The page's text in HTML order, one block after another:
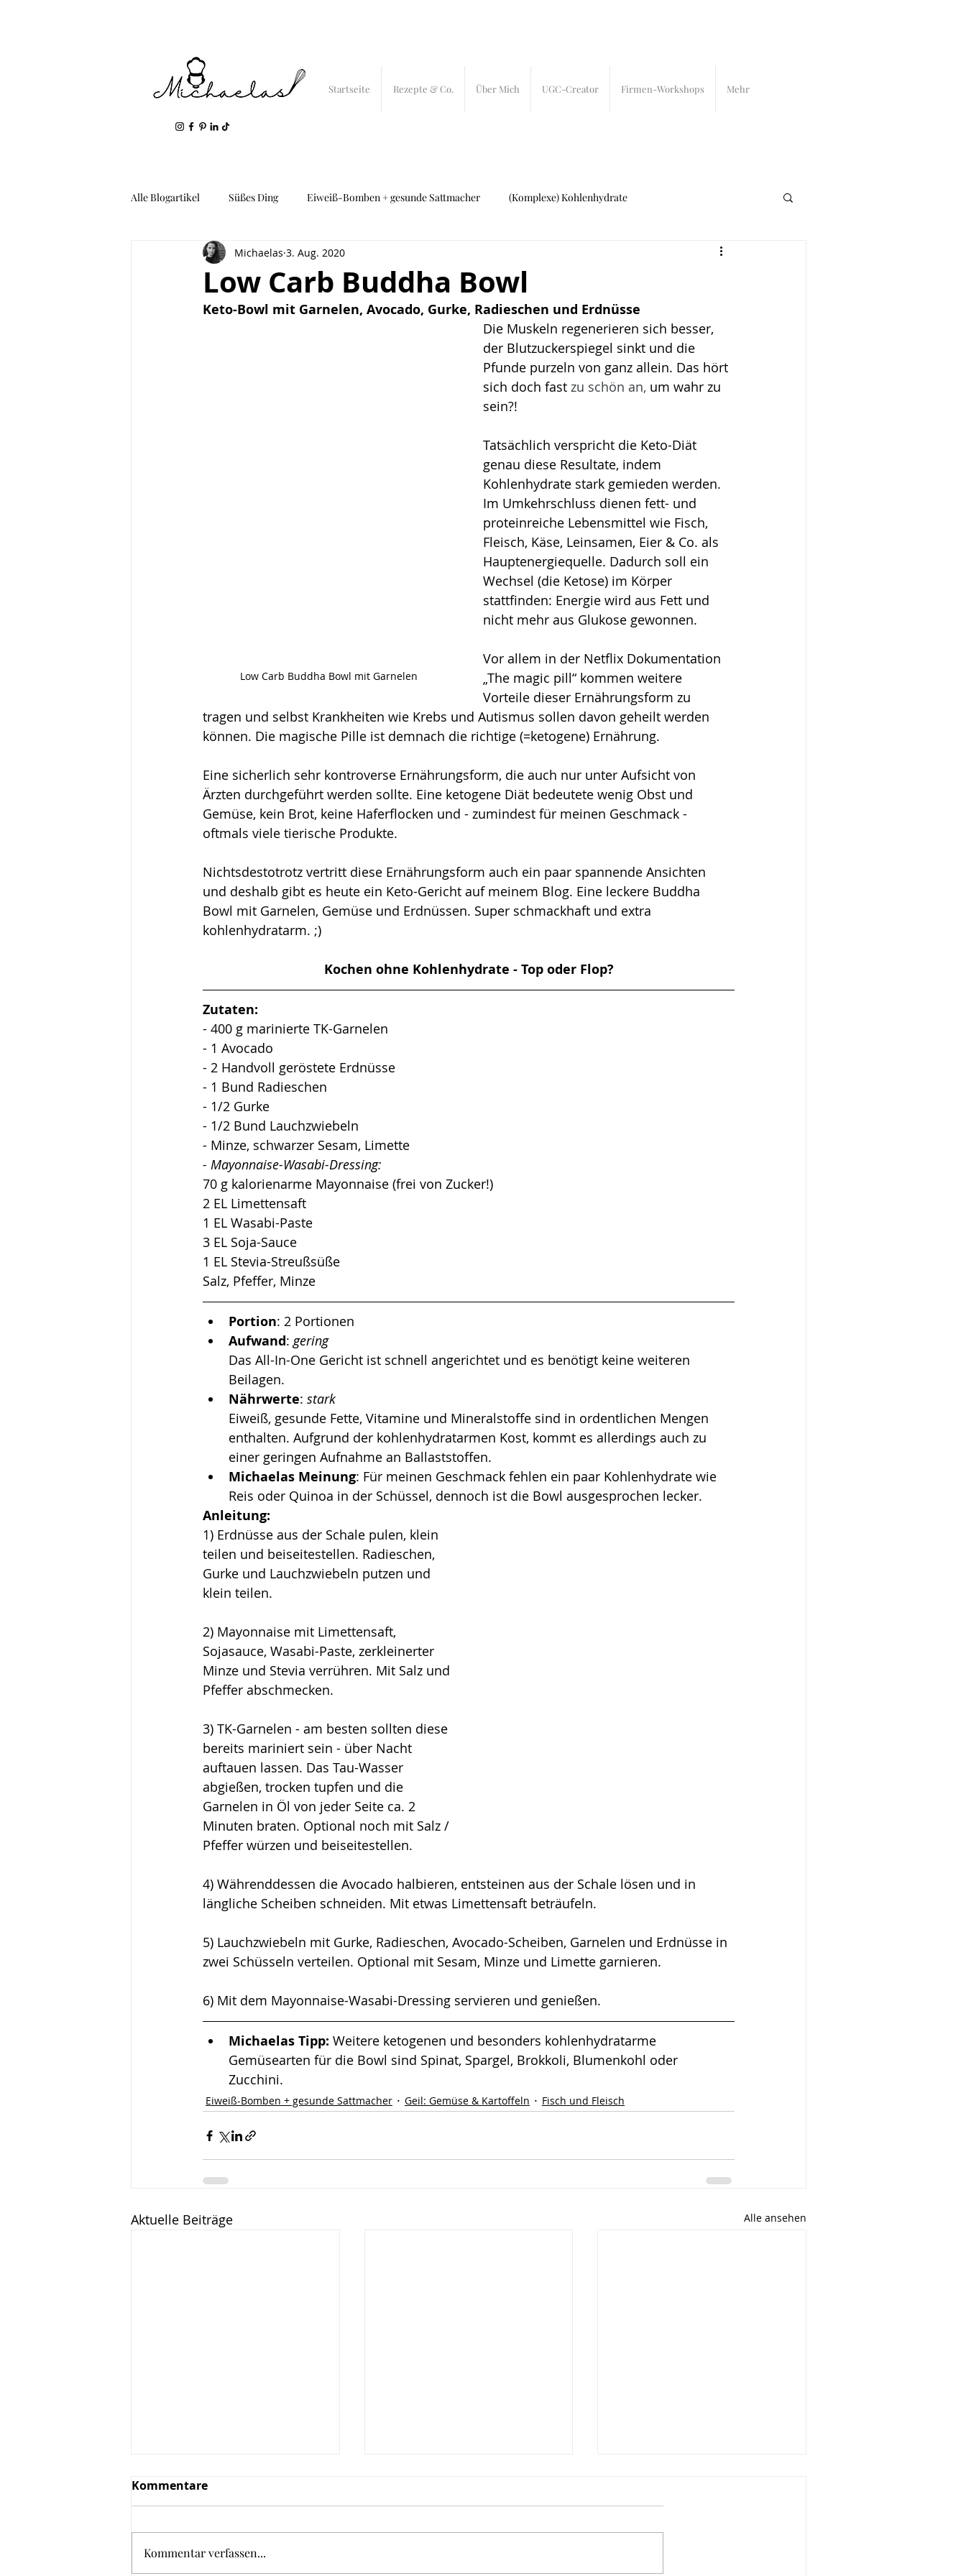
Startseite Rezepte & Co. Über Mich UGC-Creator Firmen-Workshops Mehr
Alle Blogartikel Süßes Ding Eiweiß-Bomben + gesunde Sattmacher (Komplexe) Kohlenhydrate
Geil: Gemüse & Kartoffeln Fisch und Fleisch
Low Carb Buddha Bowl
Michaelas 3. Aug. 2020
Keto-Bowl mit Garnelen, Avocado, Gurke, Radieschen und Erdnüsse
Low Carb Buddha Bowl mit Garnelen
Die Muskeln regenerieren sich besser,
der Blutzuckerspiegel sinkt und die
Pfunde purzeln von ganz allein. Das hört
sich doch fast zu schön an, um wahr zu
sein?!
Tatsächlich verspricht die Keto-Diät
genau diese Resultate, indem
Kohlenhydrate stark gemieden werden.
Im Umkehrschluss dienen fett- und
proteinreiche Lebensmittel wie Fisch,
Fleisch, Käse, Leinsamen, Eier & Co. als
Hauptenergiequelle. Dadurch soll ein
Wechsel (die Ketose) im Körper
stattfinden: Energie wird aus Fett und
nicht mehr aus Glukose gewonnen.
Vor allem in der Netflix Dokumentation
„The magic pill“ kommen weitere
Vorteile dieser Ernährungsform zu
tragen und selbst Krankheiten wie Krebs und Autismus sollen davon geheilt werden
können. Die magische Pille ist demnach die richtige (=ketogene) Ernährung.
Eine sicherlich sehr kontroverse Ernährungsform, die auch nur unter Aufsicht von
Ärzten durchgeführt werden sollte. Eine ketogene Diät bedeutete wenig Obst und
Gemüse, kein Brot, keine Haferflocken und - zumindest für meinen Geschmack -
oftmals viele tierische Produkte.
Nichtsdestotrotz vertritt diese Ernährungsform auch ein paar spannende Ansichten
und deshalb gibt es heute ein Keto-Gericht auf meinem Blog. Eine leckere Buddha
Bowl mit Garnelen, Gemüse und Erdnüssen. Super schmackhaft und extra
kohlenhydratarm. ;)
Kochen ohne Kohlenhydrate - Top oder Flop?
Zutaten:
- 400 g marinierte TK-Garnelen
- 1 Avocado
- 2 Handvoll geröstete Erdnüsse
- 1 Bund Radieschen
- 1/2 Gurke
- 1/2 Bund Lauchzwiebeln
- Minze, schwarzer Sesam, Limette
- Mayonnaise-Wasabi-Dressing:
70 g kalorienarme Mayonnaise (frei von Zucker!)
2 EL Limettensaft
1 EL Wasabi-Paste
3 EL Soja-Sauce
1 EL Stevia-Streußsüße
Salz, Pfeffer, Minze
Portion: 2 Portionen
Aufwand: gering
Das All-In-One Gericht ist schnell angerichtet und es benötigt keine weiteren
Beilagen.
Nährwerte: stark
Eiweiß, gesunde Fette, Vitamine und Mineralstoffe sind in ordentlichen Mengen
enthalten. Aufgrund der kohlenhydratarmen Kost, kommt es allerdings auch zu
einer geringen Aufnahme an Ballaststoffen.
Michaelas Meinung: Für meinen Geschmack fehlen ein paar Kohlenhydrate wie
Reis oder Quinoa in der Schüssel, dennoch ist die Bowl ausgesprochen lecker.
Anleitung:
1) Erdnüsse aus der Schale pulen, klein
teilen und beiseitestellen. Radieschen,
Gurke und Lauchzwiebeln putzen und
klein teilen.
2) Mayonnaise mit Limettensaft,
Sojasauce, Wasabi-Paste, zerkleinerter
Minze und Stevia verrühren. Mit Salz und
Pfeffer abschmecken.
3) TK-Garnelen - am besten sollten diese
bereits mariniert sein - über Nacht
auftauen lassen. Das Tau-Wasser
abgießen, trocken tupfen und die
Garnelen in Öl von jeder Seite ca. 2
Minuten braten. Optional noch mit Salz /
Pfeffer würzen und beiseitestellen.
4) Währenddessen die Avocado halbieren, entsteinen aus der Schale lösen und in
längliche Scheiben schneiden. Mit etwas Limettensaft beträufeln.
5) Lauchzwiebeln mit Gurke, Radieschen, Avocado-Scheiben, Garnelen und Erdnüsse in
zwei Schüsseln verteilen. Optional mit Sesam, Minze und Limette garnieren.
6) Mit dem Mayonnaise-Wasabi-Dressing servieren und genießen.
Michaelas Tipp: Weitere ketogenen und besonders kohlenhydratarme
Gemüsearten für die Bowl sind Spinat, Spargel, Brokkoli, Blumenkohl oder
Zucchini.
Eiweiß-Bomben + gesunde Sattmacher Geil: Gemüse & Kartoffeln Fisch und Fleisch
Aktuelle Beiträge Alle ansehen
Kommentare
Kommentar verfassen...